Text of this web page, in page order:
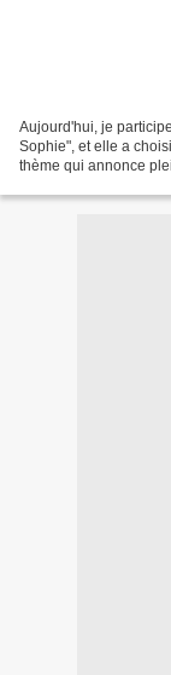
Aujourd'hui, je
Sophie", et elle a
thème qui annonce